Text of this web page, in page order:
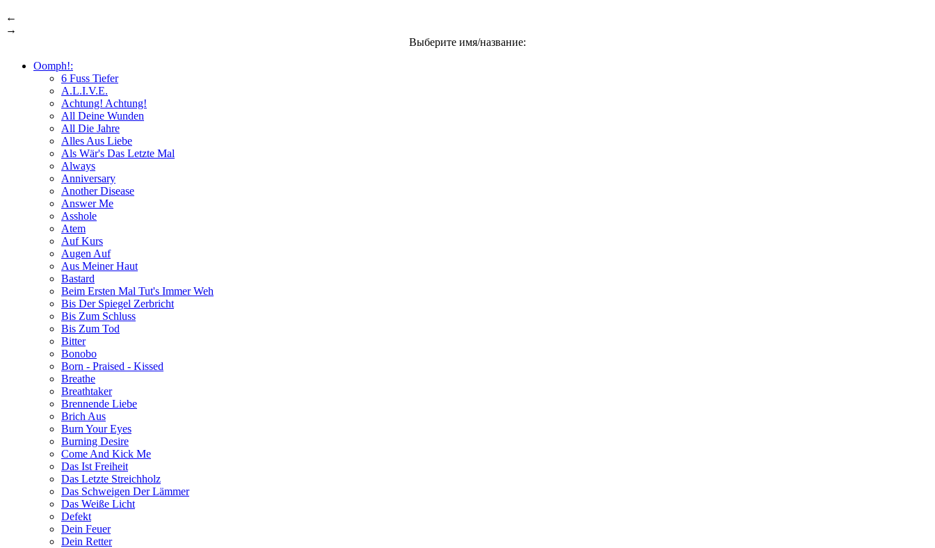
←
→
Выберите имя/название:
Oomph!:
6 Fuss Tiefer
A.L.I.V.E.
Achtung! Achtung!
All Deine Wunden
All Die Jahre
Alles Aus Liebe
Als Wär's Das Letzte Mal
Always
Anniversary
Another Disease
Answer Me
Asshole
Atem
Auf Kurs
Augen Auf
Aus Meiner Haut
Bastard
Beim Ersten Mal Tut's Immer Weh
Bis Der Spiegel Zerbricht
Bis Zum Schluss
Bis Zum Tod
Bitter
Bonobo
Born - Praised - Kissed
Breathe
Breathtaker
Brennende Liebe
Brich Aus
Burn Your Eyes
Burning Desire
Come And Kick Me
Das Ist Freiheit
Das Letzte Streichholz
Das Schweigen Der Lämmer
Das Weiße Licht
Defekt
Dein Feuer
Dein Retter